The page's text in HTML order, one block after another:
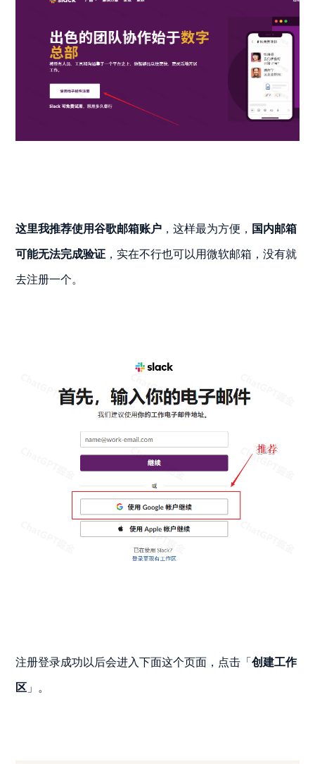
这里我推荐使用谷歌邮箱账户 ，这样最为方便， 国内邮箱
可能无法完成验证 ，实在不行也可以用微软邮箱，没有就
去注册一个。
注册登录成功以后会进入下面这个页面，点击「创建工作
区 」。